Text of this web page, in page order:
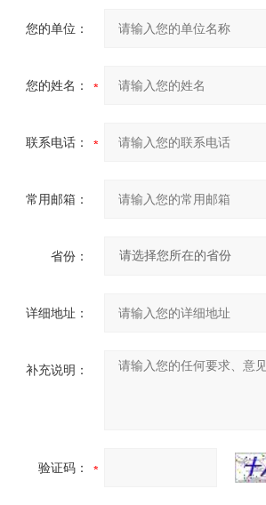
您的单位：
您的姓名：
联系电话：
常用邮箱：
省份：
详细地址：
补充说明：
验证码：